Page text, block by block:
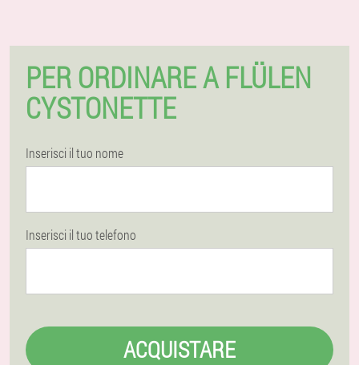
PER ORDINARE A FLÜLEN
CYSTONETTE
Inserisci il tuo nome
Inserisci il tuo telefono
ACQUISTARE